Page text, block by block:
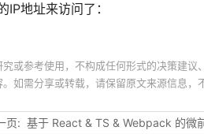
地址来访问了：
或参考使用，不构成任何形式的决策建
如需分享或转载，请保留原文来源信息
页: 基于 React & TS & Webpack 的微